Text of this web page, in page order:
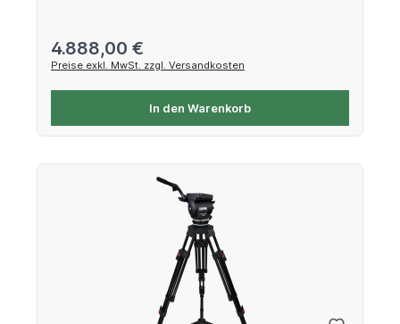
Regulärer Preis:
4.888,00 €
Preise exkl. MwSt. zzgl. Versandkosten
In den Warenkorb